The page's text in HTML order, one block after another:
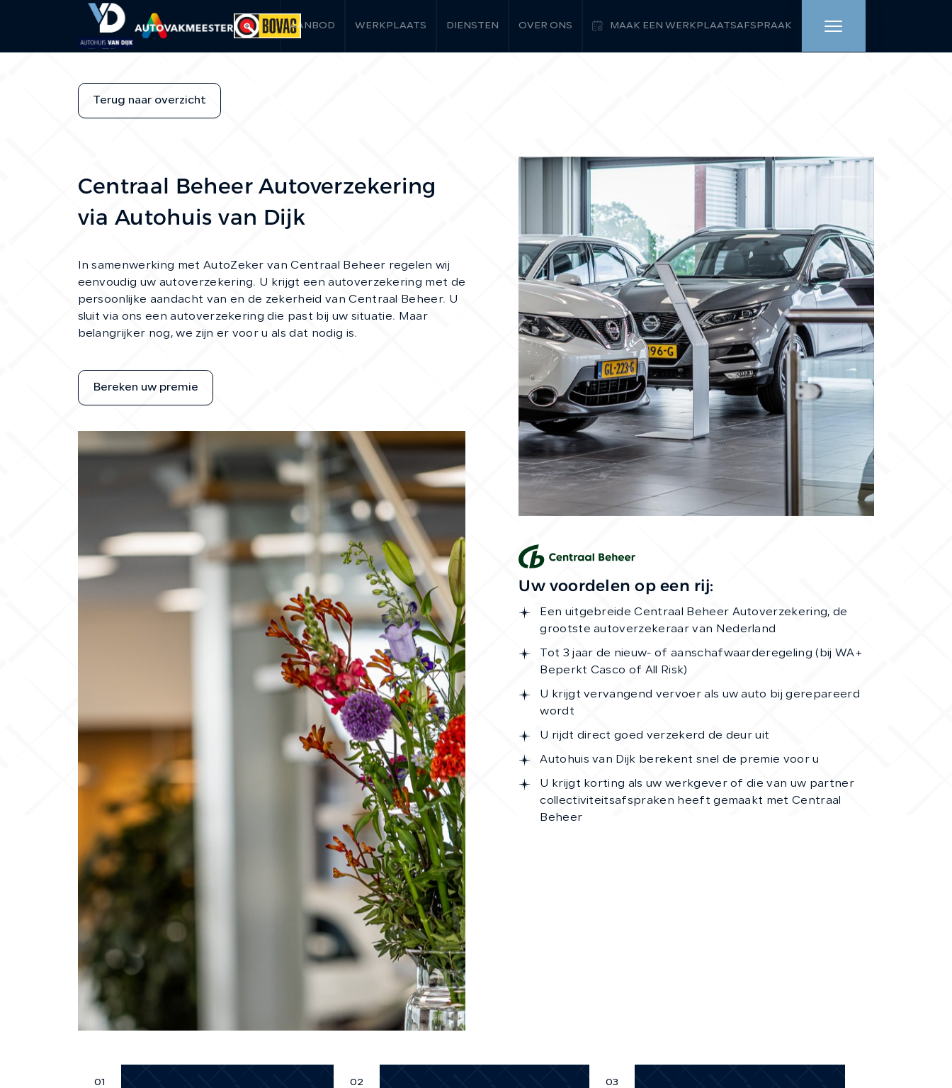
AANBOD WERKPLAATS DIENSTEN OVER ONS MAAK EEN WERKPLAATSAFSPRAAK
WERKPLAATS
DIENSTEN
OVER ONS
VERKOCHT
VACATURE
CONTACT
Terug naar overzicht
Centraal Beheer Autoverzekering
via Autohuis van Dijk
In samenwerking met AutoZeker van Centraal Beheer regelen wij
eenvoudig uw autoverzekering. U krijgt een autoverzekering met de
persoonlijke aandacht van en de zekerheid van Centraal Beheer. U
sluit via ons een autoverzekering die past bij uw situatie. Maar
belangrijker nog, we zijn er voor u als dat nodig is.
Bereken uw premie
Uw voordelen op een rij:
Een uitgebreide Centraal Beheer Autoverzekering, de
grootste autoverzekeraar van Nederland
Tot 3 jaar de nieuw- of aanschafwaarderegeling (bij WA+
Beperkt Casco of All Risk)
U krijgt vervangend vervoer als uw auto bijgerepareerd
wordt
U rijdt direct goed verzekerd de deur uit
Autohuis van Dijk berekent snel de premie voor u
U krijgt korting als uw werkgever of die van uw partner
collectiviteitsafspraken heeft gemaakt met Centraal
Beheer
01 02 03